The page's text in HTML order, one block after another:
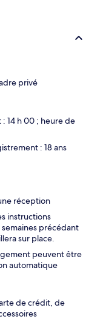
privé
14 h 00 ; heure de
: 18 ans
réception
instructions
précédant
sur place.
peuvent être
automatique
de crédit, de